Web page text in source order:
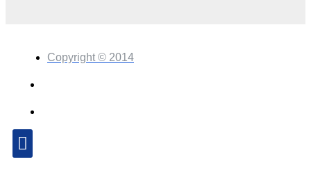
Copyright © 2014